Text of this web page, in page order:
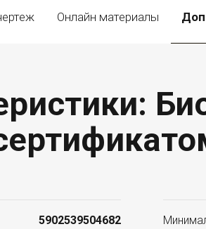
Онлайн материалы
5902539504682